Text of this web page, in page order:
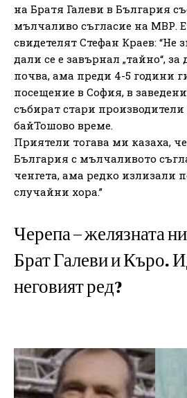
на Братя Галеви в България
мълчаливо съгласие на МВР.
свидетелят Стефан Краев: “Не
дали се е завърнал „тайно“,
почва, ама преди 4-5 години
посещение в София, в
събират стари
байТошово време.
Приятели тогава ми казаха, че
България с мълчаливото
ченгета, ама редко излизали
случайни хора.”
Черепа – желязната
Брат Галеви и Къро.
неговият ред?